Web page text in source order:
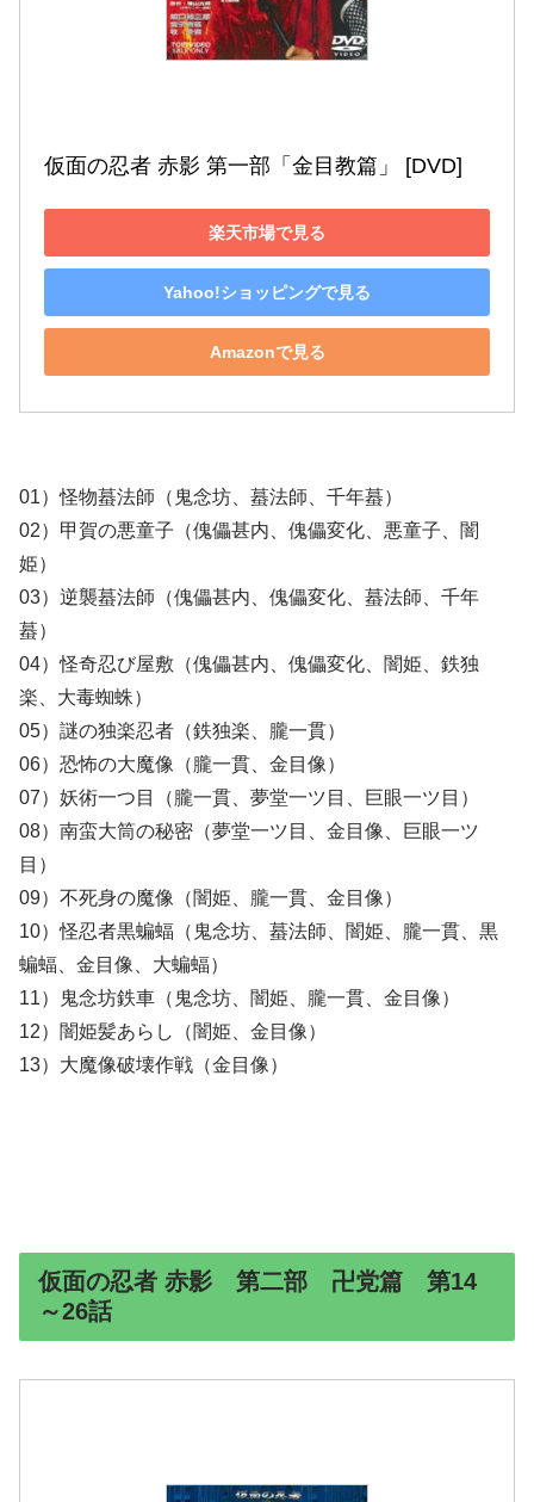
仮面の忍者 赤影 第一部「金目教篇」 [DVD]
楽天市場で見る
Yahoo!ショッピングで見る
Amazonで見る
01）怪物蟇法師（鬼念坊、蟇法師、千年蟇）
02）甲賀の悪童子（傀儡甚内、傀儡変化、悪童子、闇
姫）
03）逆襲蟇法師（傀儡甚内、傀儡変化、蟇法師、千年
蟇）
04）怪奇忍び屋敷（傀儡甚内、傀儡変化、闇姫、鉄独
楽、大毒蜘蛛）
05）謎の独楽忍者（鉄独楽、朧一貫）
06）恐怖の大魔像（朧一貫、金目像）
07）妖術一つ目（朧一貫、夢堂一ツ目、巨眼一ツ目）
08）南蛮大筒の秘密（夢堂一ツ目、金目像、巨眼一ツ
目）
09）不死身の魔像（闇姫、朧一貫、金目像）
10）怪忍者黒蝙蝠（鬼念坊、蟇法師、闇姫、朧一貫、黒
蝙蝠、金目像、大蝙蝠）
11）鬼念坊鉄車（鬼念坊、闇姫、朧一貫、金目像）
12）闇姫髪あらし（闇姫、金目像）
13）大魔像破壊作戦（金目像）
仮面の忍者 赤影 第二部 卍党篇 第14
～26話